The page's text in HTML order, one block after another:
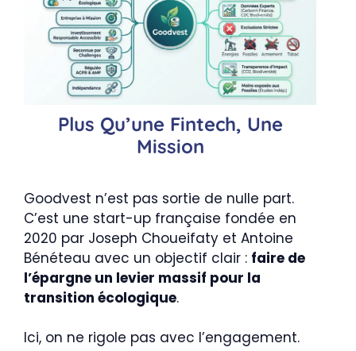
Plus Qu’une Fintech, Une
Mission
Goodvest n’est pas sortie de nulle part.
C’est une start-up française fondée en
2020 par Joseph Choueifaty et Antoine
Bénéteau avec un objectif clair : faire de
l’épargne un levier massif pour la
transition écologique.
Ici, on ne rigole pas avec l’engagement.